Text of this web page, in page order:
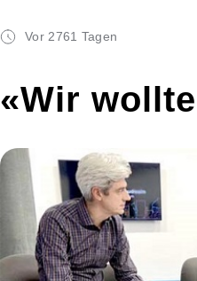
Vor 2761 Tagen
«Wir